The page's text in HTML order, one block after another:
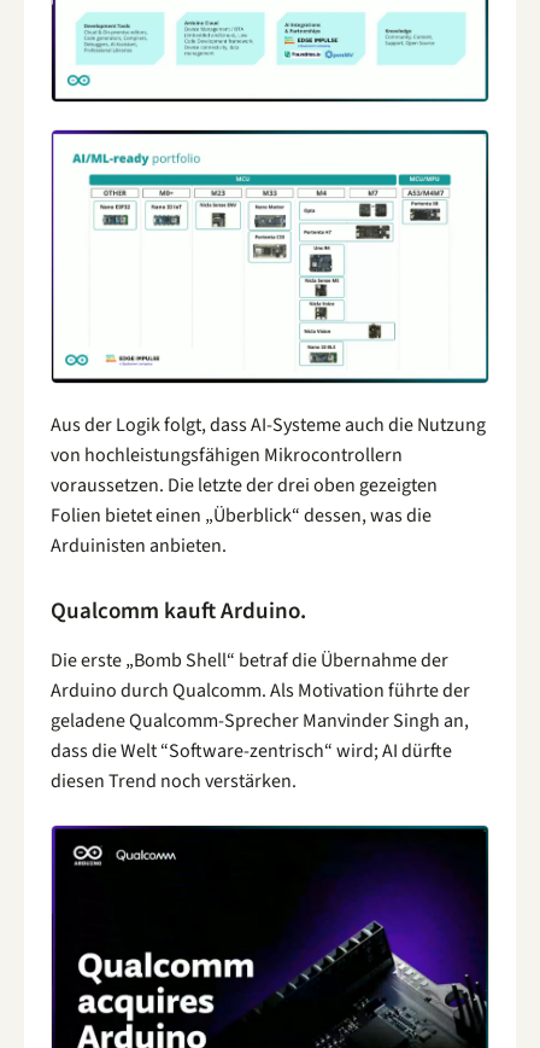
Aus der Logik folgt, dass AI-Systeme auch die Nutzung
von hochleistungsfähigen Mikrocontrollern
voraussetzen. Die letzte der drei oben gezeigten
Folien bietet einen „Überblick“ dessen, was die
Arduinisten anbieten.
Qualcomm kauft Arduino.
Die erste „Bomb Shell“ betraf die Übernahme der
Arduino durch Qualcomm. Als Motivation führte der
geladene Qualcomm-Sprecher Manvinder Singh an,
dass die Welt “Software-zentrisch“ wird; AI dürfte
diesen Trend noch verstärken.